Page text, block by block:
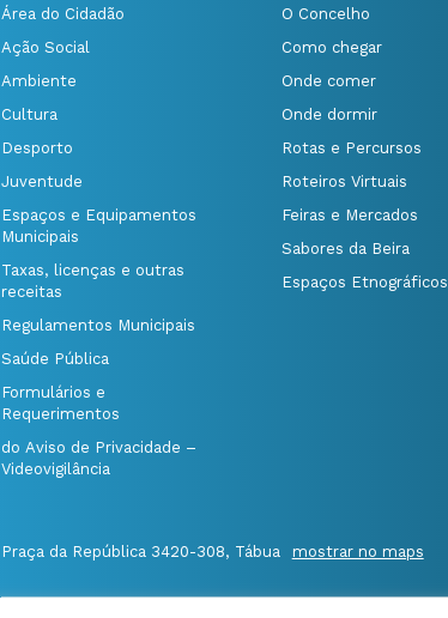
Área do Cidadão
Ação Social
Ambiente
Cultura
Desporto
Juventude
Espaços e Equipamentos
Municipais
Taxas, licenças e outras
receitas
Regulamentos Municipais
Saúde Pública
Formulários e
Requerimentos
do Aviso de Privacidade –
Videovigilância
O Concelho
Como chegar
Onde comer
Onde dormir
Rotas e Percursos
Roteiros Virtuais
Feiras e Mercados
Sabores da Beira
Espaços Etnográficos
Praça da República 3420-308, Tábua mostrar no maps